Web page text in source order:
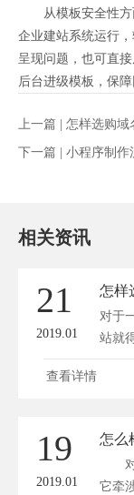
从模板安全性方
企业建站系统运行
呈现问题，也可直
后台进级模板，保障
上一篇 | 怎样选购域
下一篇 | 小程序制作
相关资讯
21
2019.01
怎样
对于
站就
查看详情
19
2019.01
怎么
对
它牵